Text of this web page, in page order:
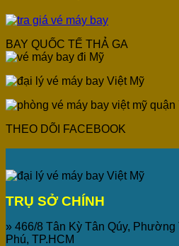
Đức
BAY QUỐC TẾ THẢ GA
THEO DÕI FACEBOOK
TRỤ SỞ CHÍNH
» 466/8 Tân Kỳ Tân Qúy,
Phú, TP.HCM